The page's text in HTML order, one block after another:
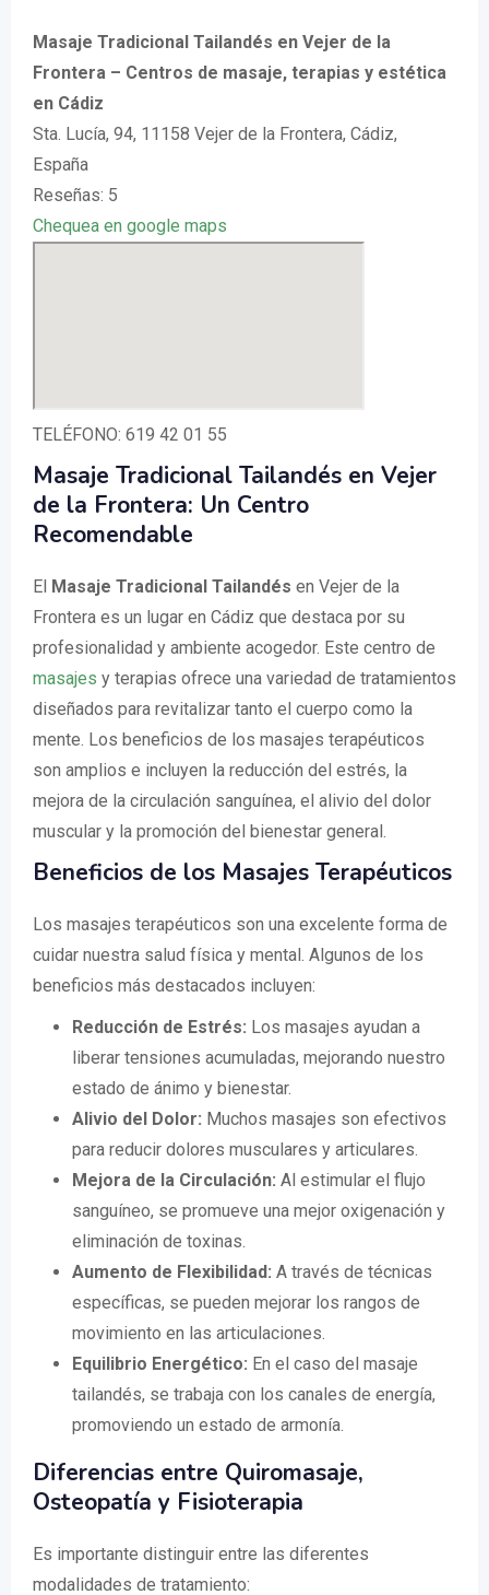
Masaje Tradicional Tailandés en Vejer de la
Frontera – Centros de masaje, terapias y estética
en Cádiz
Sta. Lucía, 94, 11158 Vejer de la Frontera, Cádiz,
España
Reseñas: 5
Chequea en google maps
TELÉFONO: 619 42 01 55
Masaje Tradicional Tailandés en Vejer
de la Frontera: Un Centro
Recomendable
El Masaje Tradicional Tailandés en Vejer de la
Frontera es un lugar en Cádiz que destaca por su
profesionalidad y ambiente acogedor. Este centro de
masajes y terapias ofrece una variedad de tratamientos
diseñados para revitalizar tanto el cuerpo como la
mente. Los beneficios de los masajes terapéuticos
son amplios e incluyen la reducción del estrés, la
mejora de la circulación sanguínea, el alivio del dolor
muscular y la promoción del bienestar general.
Beneficios de los Masajes Terapéuticos
Los masajes terapéuticos son una excelente forma de
cuidar nuestra salud física y mental. Algunos de los
beneficios más destacados incluyen:
Reducción de Estrés: Los masajes ayudan a
liberar tensiones acumuladas, mejorando nuestro
estado de ánimo y bienestar.
Alivio del Dolor: Muchos masajes son efectivos
para reducir dolores musculares y articulares.
Mejora de la Circulación: Al estimular el flujo
sanguíneo, se promueve una mejor oxigenación y
eliminación de toxinas.
Aumento de Flexibilidad: A través de técnicas
específicas, se pueden mejorar los rangos de
movimiento en las articulaciones.
Equilibrio Energético: En el caso del masaje
tailandés, se trabaja con los canales de energía,
promoviendo un estado de armonía.
Diferencias entre Quiromasaje,
Osteopatía y Fisioterapia
Es importante distinguir entre las diferentes
modalidades de tratamiento: